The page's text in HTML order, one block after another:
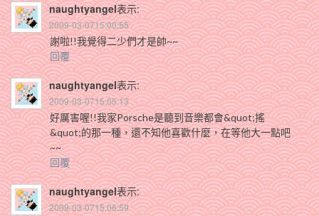
naughtyangel表示:
2009-03-0715:00:55
謝啦!!我覺得二少們才是帥~~
回覆
naughtyangel表示:
2009-03-0715:05:13
好厲害喔!!我家Porsche是聽到音樂都會&quot;搖
&quot;的那一種，還不知他喜歡什麼，在等他大一點吧
~~
回覆
naughtyangel表示:
2009-03-0715:06:59